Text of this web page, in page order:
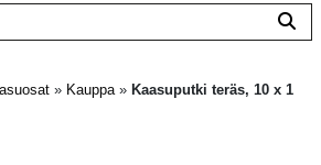
» Kauppa» Kaasuputki teräs, 10 x 1